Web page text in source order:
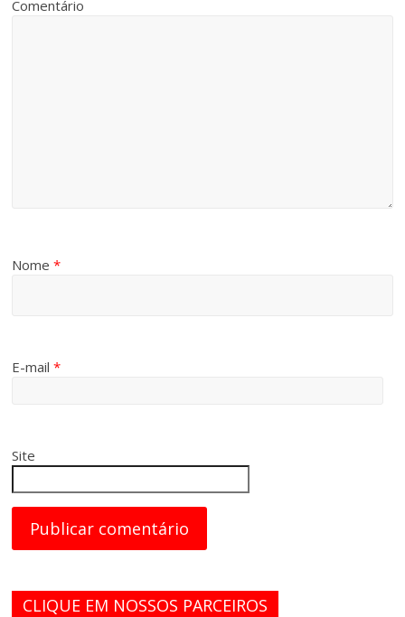
Comentário
Nome*
E-mail*
Site
CLIQUE EM NOSSOS PARCEIROS